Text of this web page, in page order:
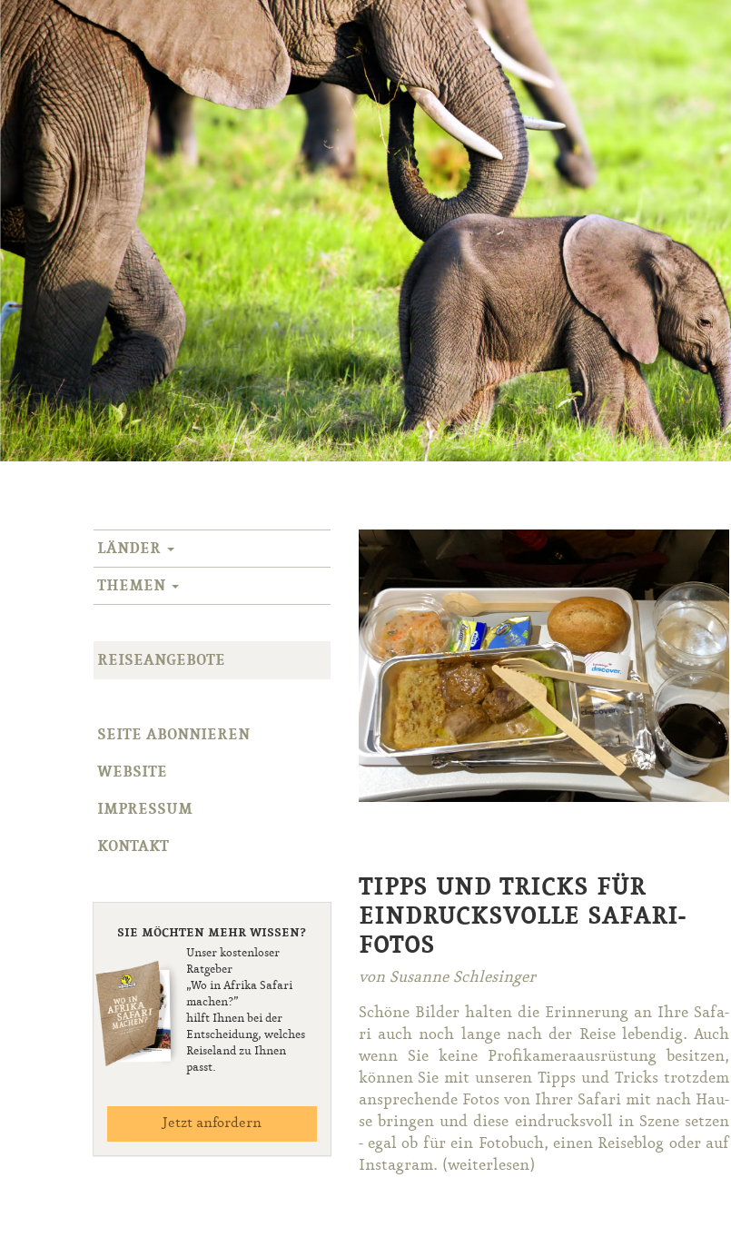
LÄNDER
THEMEN
REISEANGEBOTE
SEITE ABONNIEREN
WEBSITE
IMPRESSUM
KONTAKT
SIE MÖCHTEN MEHR WISSEN?
Unser kostenloser
Ratgeber
„Wo in Afrika Safari
machen?”
hilft Ihnen bei der
Entscheidung, welches
Reiseland zu Ihnen
passt.
Jetzt anfordern
TIPPS UND TRICKS FÜR
EINDRUCKSVOLLE SAFARI-
FOTOS
von Susanne Schlesinger
Schö­ne Bil­der hal­ten die Er­in­ne­rung an Ih­re Sa­fa­
ri auch noch lan­ge nach der Rei­se le­ben­dig. Auch
wenn Sie kei­ne Pro­fi­ka­me­ra­aus­rüs­tung be­sit­zen,
kön­nen Sie mit un­se­ren Tipps und Tricks trotz­dem
an­spre­chen­de Fo­tos von Ih­rer Sa­fa­ri mit nach Hau­
se brin­gen und die­se ein­drucks­voll in Sze­ne set­zen
- egal ob für ein Fo­to­buch, ei­nen Rei­se­blog oder auf
In­sta­gram. (wei­ter­le­sen)